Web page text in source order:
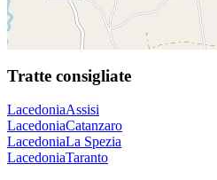
Tratte consigliate
LacedoniaAssisi
LacedoniaCatanzaro
LacedoniaLa Spezia
LacedoniaTaranto